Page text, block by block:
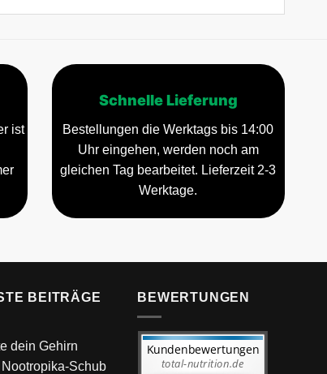
ist
Schnelle Lieferung
Bestellungen die Werktags bis 14:00
Uhr eingehen, werden noch am
gleichen Tag bearbeitet. Lieferzeit 2-3
Werktage.
BEITRÄGE
dein Gehirn
Schub
BEWERTUNGEN